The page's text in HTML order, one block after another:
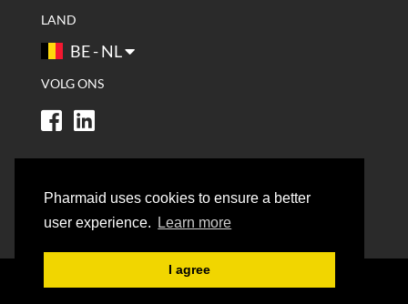
Pharmaid uses cookies to ensure a better
user experience.
Learn more
I agree
LAND
BE - NL
VOLG ONS